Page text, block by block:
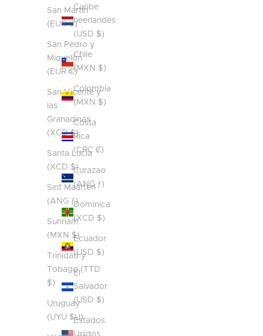
San Martín
(EUR €)
San Pedro y
Miquelón
(EUR €)
San Vicente y
las
Granadinas
(XCD $)
Santa Lucía
(XCD $)
Sint Maarten
(ANG ƒ)
Surinam
(MXN $)
Trinidad y
Tobago (TTD
$)
Uruguay
(UYU $U)
Caribe
neerlandés
(USD $)
Chile
(MXN $)
Colombia
(MXN $)
Costa
Rica
(CRC ₡)
Curazao
(ANG ƒ)
Dominica
(XCD $)
Ecuador
(USD $)
El
Salvador
(USD $)
Estados
Unidos